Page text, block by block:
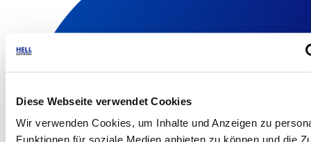
Diese Webseite verwendet Cookies
Wir verwenden Cookies, um Inhalte und Anzeigen zu